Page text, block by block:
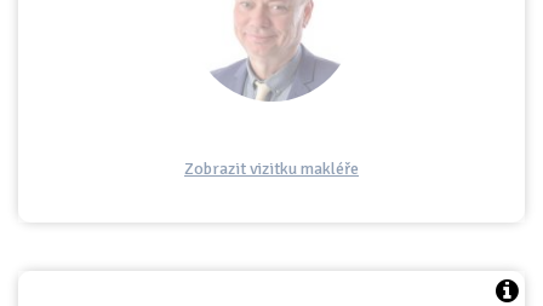
Zobrazit vizitku makléře